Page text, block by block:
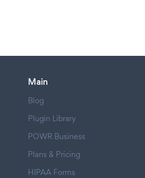
Main
Blog
Plugin Library
POWR Business
Plans & Pricing
HIPAA Forms